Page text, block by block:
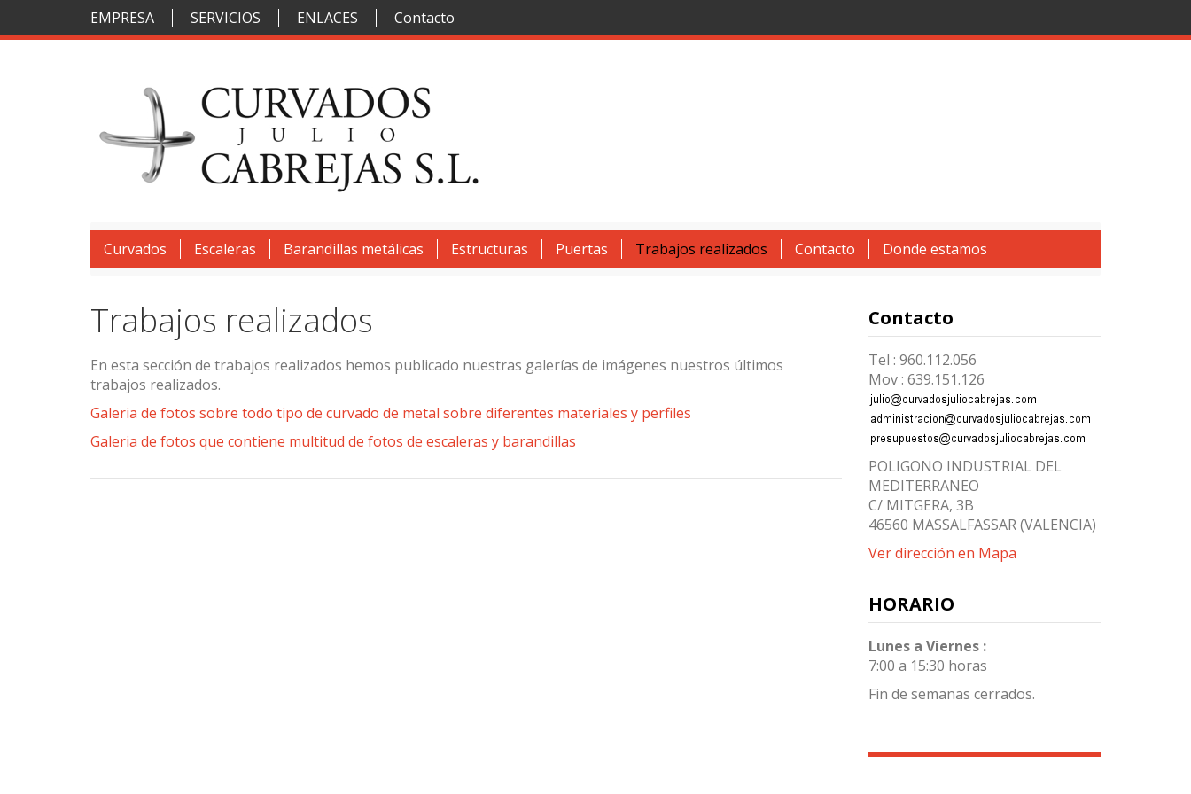
EMPRESA SERVICIOS ENLACES Contacto
Curvados Escaleras Barandillas metálicas Estructuras Puertas Trabajos realizados Contacto Donde estamos
Trabajos realizados
En esta sección de trabajos realizados hemos publicado nuestras galerías de imágenes nuestros últimos
trabajos realizados.
Galeria de fotos sobre todo tipo de curvado de metal sobre diferentes materiales y perfiles
Galeria de fotos que contiene multitud de fotos de escaleras y barandillas
Contacto
Tel : 960.112.056
Mov : 639.151.126
POLIGONO INDUSTRIAL DEL
MEDITERRANEO
C/ MITGERA, 3B
46560 MASSALFASSAR (VALENCIA)
Ver dirección en Mapa
HORARIO
Lunes a Viernes :
7:00 a 15:30 horas
Fin de semanas cerrados.